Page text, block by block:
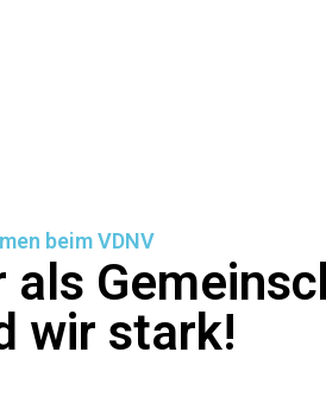
beim VDNV
als
wir stark!